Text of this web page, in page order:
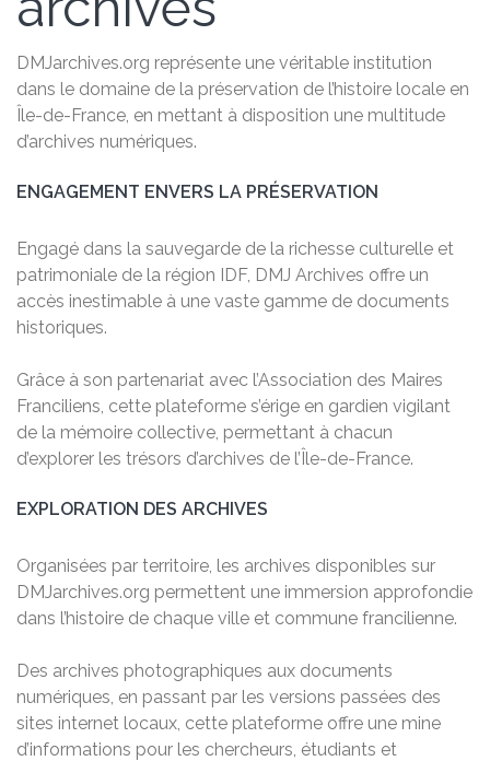
DMJarchives.org représente une véritable institution
dans le domaine de la préservation de l’histoire locale en
Île-de-France, en mettant à disposition une multitude
d’archives numériques.
ENGAGEMENT ENVERS LA PRÉSERVATION
Engagé dans la sauvegarde de la richesse culturelle et
patrimoniale de la région IDF, DMJ Archives offre un
accès inestimable à une vaste gamme de documents
historiques.
Grâce à son partenariat avec l’Association des Maires
Franciliens, cette plateforme s’érige en gardien vigilant
de la mémoire collective, permettant à chacun
d’explorer les trésors d’archives de l’Île-de-France.
EXPLORATION DES ARCHIVES
Organisées par territoire, les archives disponibles sur
DMJarchives.org permettent une immersion approfondie
dans l’histoire de chaque ville et commune francilienne.
Des archives photographiques aux documents
numériques, en passant par les versions passées des
sites internet locaux, cette plateforme offre une mine
d’informations pour les chercheurs, étudiants et